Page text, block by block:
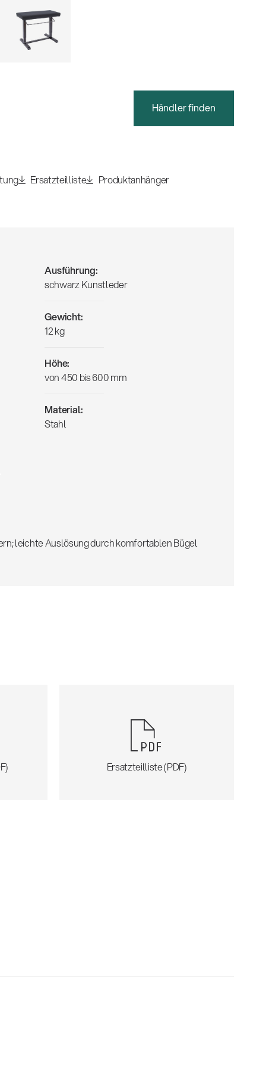
Händler finden
Ersatzteilliste Produktanhänger
Ausführung:
schwarz Kunstleder
Gewicht:
12 kg
Höhe:
von 450 bis 600 mm
Material:
Stahl
leichte Auslösung durch komfortablen Bügel
Ersatzteilliste (PDF)